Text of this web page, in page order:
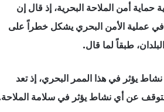
حماية أمن الملاحة البحرية، إذ قال إن
في عملية الأمن البحري يشكل خطراً على
طبقاً لما قال.
يؤثر في هذا الممر البحري، إذ تعد
للتوقف عن أي نشاط يؤثر في سلامة